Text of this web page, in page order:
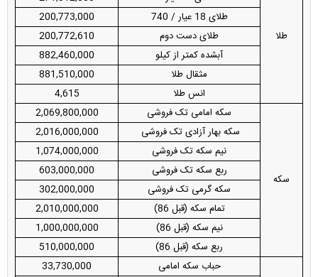
طلا
طلای 18 عیار / 740
200,773,000
طلای دست دوم
200,772,610
آبشده کمتر از کیلو
882,460,000
مثقال طلا
881,510,000
انس طلا
4,615
سکه
سکه امامی تک فروشی
2,069,800,000
سکه بهار آزادی تک فروشی
2,016,000,000
نیم سکه تک فروشی
1,074,000,000
ربع سکه تک فروشی
603,000,000
سکه گرمی تک فروشی
302,000,000
تمام سکه (قبل 86)
2,010,000,000
نیم سکه (قبل 86)
1,000,000,000
ربع سکه (قبل 86)
510,000,000
حباب سکه امامی
33,730,000